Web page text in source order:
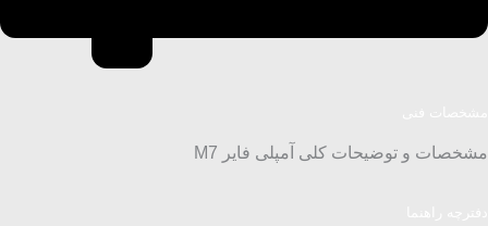
مشخصات و توضیحات کلی آمپلی فایر M7